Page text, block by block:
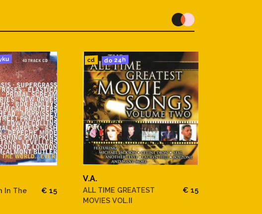
In The
€ 15
cd do 24h
V.A.
ALL TIME GREATEST
MOVIES VOL.II
€ 15